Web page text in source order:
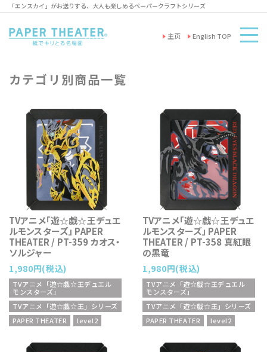
「エンスカイ」がお送りする、大人も楽しめるペーパークラフトシリーズ
主页 English TOP
カテゴリ別商品一覧
TVアニメ「遊☆戯☆王デュエ
ルモンスターズ」 PAPER
THEATER / PT-359 カオス・
ソルジャー
1,980円(税込)
TVアニメ「遊☆戯☆王デュエル
モンスターズ」
TVアニメ「遊☆戯☆王」シリーズ
PAPER THEATER
level2
TVアニメ「遊☆戯☆王デュエ
ルモンスターズ」 PAPER
THEATER / PT-358 真紅眼
の黒竜
1,980円(税込)
TVアニメ「遊☆戯☆王デュエル
モンスターズ」
TVアニメ「遊☆戯☆王」シリーズ
PAPER THEATER
level2